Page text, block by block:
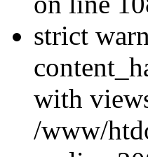
strict
with
/www/